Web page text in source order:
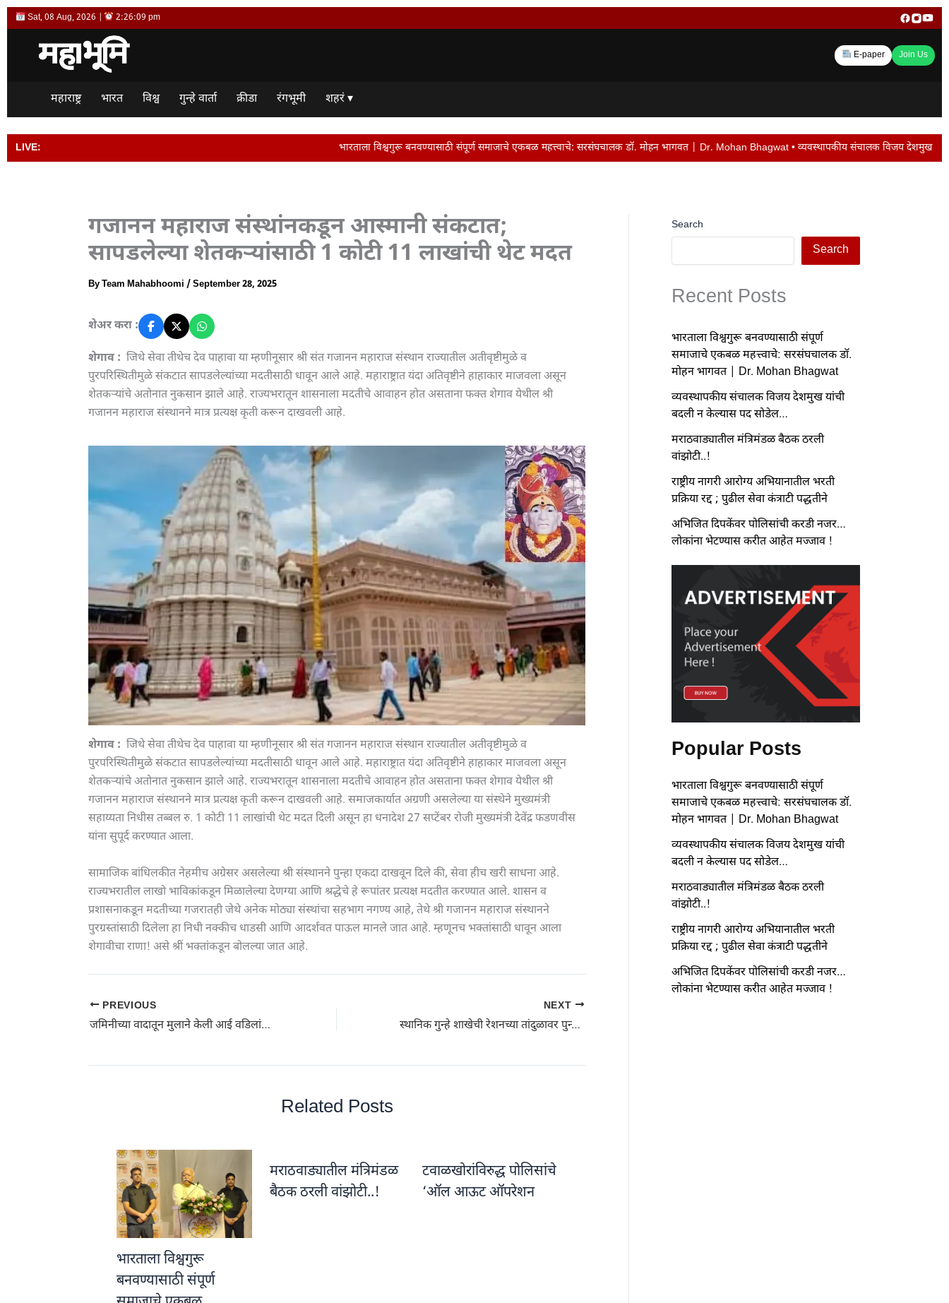
Skip
to
Sat, 08 Aug, 2026 | 2:26:10 pm
E-paper Join Us
महाराष्ट्र भारत विश्व गुन्हे वार्ता क्रीडा रंगभूमी शहरं ▾
LIVE: भारताला विश्वगुरू बनवण्यासाठी संपूर्ण समाजाचे एकबळ महत्त्वाचे: सरसंघचालक डॉ. मोहन भागवत | Dr. Mohan Bhagwat • व्यवस्थापकीय संचालक विजय देशमुख यांची बदली न केल्यास पद
गजानन महाराज संस्थांनकडून आस्मानी संकटात;
सापडलेल्या शेतकऱ्यांसाठी 1 कोटी 11 लाखांची थेट मदत
ByTeam Mahabhoomi /September 28, 2025
शेअर करा :
शेगाव : जिथे सेवा तीथेच देव पाहावा या म्हणीनूसार श्री संत गजानन महाराज संस्थान राज्यातील अतीवृष्टीमुळे व
पुरपरिस्थितीमुळे संकटात सापडलेल्यांच्या मदतीसाठी धावून आले आहे. महाराष्ट्रात यंदा अतिवृष्टीने हाहाकार माजवला असून
शेतकऱ्यांचे अतोनात नुकसान झाले आहे. राज्यभरातून शासनाला मदतीचे आवाहन होत असताना फक्त शेगाव येथील श्री
गजानन महाराज संस्थानने मात्र प्रत्यक्ष कृती करून दाखवली आहे.
शेगाव : जिथे सेवा तीथेच देव पाहावा या म्हणीनूसार श्री संत गजानन महाराज संस्थान राज्यातील अतीवृष्टीमुळे व
पुरपरिस्थितीमुळे संकटात सापडलेल्यांच्या मदतीसाठी धावून आले आहे. महाराष्ट्रात यंदा अतिवृष्टीने हाहाकार माजवला असून
शेतकऱ्यांचे अतोनात नुकसान झाले आहे. राज्यभरातून शासनाला मदतीचे आवाहन होत असताना फक्त शेगाव येथील श्री
गजानन महाराज संस्थानने मात्र प्रत्यक्ष कृती करून दाखवली आहे. समाजकार्यात अग्रणी असलेल्या या संस्थेने मुख्यमंत्री
सहाय्यता निधीस तब्बल रु. 1 कोटी 11 लाखांची थेट मदत दिली असून हा धनादेश 27 सप्टेंबर रोजी मुख्यमंत्री देवेंद्र फडणवीस
यांना सुपूर्द करण्यात आला.
सामाजिक बांधिलकीत नेहमीच अग्रेसर असलेल्या श्री संस्थानने पुन्हा एकदा दाखवून दिले की, सेवा हीच खरी साधना आहे.
राज्यभरातील लाखो भाविकांकडून मिळालेल्या देणग्या आणि श्रद्धेचे हे रूपांतर प्रत्यक्ष मदतीत करण्यात आले. शासन व
प्रशासनाकडून मदतीच्या गजरातही जेथे अनेक मोठ्या संस्थांचा सहभाग नगण्य आहे, तेथे श्री गजानन महाराज संस्थानने
पुरग्रस्तांसाठी दिलेला हा निधी नक्कीच धाडसी आणि आदर्शवत पाऊल मानले जात आहे. म्हणूनच भक्तांसाठी धावून आला
शेगावीचा राणा! असे श्रीं भक्तांकडून बोलल्या जात आहे.
PREVIOUS
जमिनीच्या वादातून मुलाने केली आई वडिलांची हत्या
NEXT
स्थानिक गुन्हे शाखेची रेशनच्या तांदुळावर पुन्हा धडक कारवाई; काळ्या बाजारात 580 क्विंटल तांदूळ घेऊन जाणारा ट्रक पकडला
Related Posts
भारताला विश्वगुरू
बनवण्यासाठी संपूर्ण
मराठवाड्यातील मंत्रिमंडळ
बैठक ठरली वांझोटी..!
टवाळखोरांविरुद्ध पोलिसांचे
‘ऑल आऊट ऑपरेशन
Search
Search
Recent Posts
भारताला विश्वगुरू बनवण्यासाठी संपूर्ण
समाजाचे एकबळ महत्त्वाचे: सरसंघचालक डॉ.
मोहन भागवत | Dr. Mohan Bhagwat
व्यवस्थापकीय संचालक विजय देशमुख यांची
बदली न केल्यास पद सोडेल…
मराठवाड्यातील मंत्रिमंडळ बैठक ठरली
वांझोटी..!
राष्ट्रीय नागरी आरोग्य अभियानातील भरती
प्रक्रिया रद्द ; पुढील सेवा कंत्राटी पद्धतीने
अभिजित दिपकेंवर पोलिसांची करडी नजर…
लोकांना भेटण्यास करीत आहेत मज्जाव !
Popular Posts
भारताला विश्वगुरू बनवण्यासाठी संपूर्ण
समाजाचे एकबळ महत्त्वाचे: सरसंघचालक डॉ.
मोहन भागवत | Dr. Mohan Bhagwat
व्यवस्थापकीय संचालक विजय देशमुख यांची
बदली न केल्यास पद सोडेल…
मराठवाड्यातील मंत्रिमंडळ बैठक ठरली
वांझोटी..!
राष्ट्रीय नागरी आरोग्य अभियानातील भरती
प्रक्रिया रद्द ; पुढील सेवा कंत्राटी पद्धतीने
अभिजित दिपकेंवर पोलिसांची करडी नजर…
लोकांना भेटण्यास करीत आहेत मज्जाव !